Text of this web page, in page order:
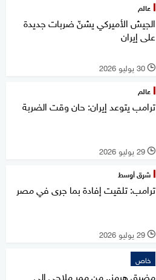
عالم
الجيش الأميركي يشنّ ضربات جديدة
على إيران
l 30 يوليو 2026
عالم
ترامب يتوعد إيران: حان وقت الضربة
l 29 يوليو 2026
شرق أوسط
ترامب: تلقيت إفادة بما جرى في مصر
l 29 يوليو 2026
خاص
مضيق هرمز.. من ممر ملاحي إلى